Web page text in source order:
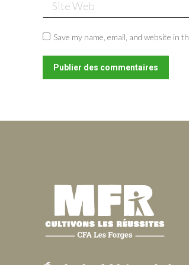
Save my name, email, and website in
Publier des commentaires